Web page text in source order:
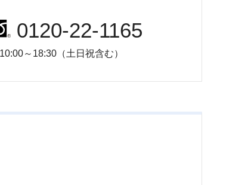
0120-22-1165
10:00～18:30（土日祝含む）